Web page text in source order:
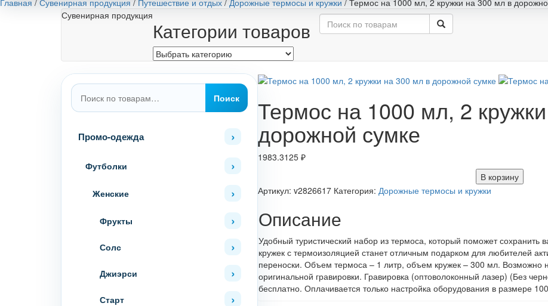
Главная / Сувенирная продукция / Путешествие и отдых / Дорожные термосы и кружки / Термос на 1000 мл, 2 кружки на 300 мл в
Сувенирная продукция
Категории товаров
Искать:
Поиск
Промо-одежда
Футболки
Женские
Фрукты
Солс
Джиэрси
Старт
Термос на 1000 мл, 2
дорожной сумке
1983.3125 ₽
В корзину
Артикул: v2826617 Категория: Дорожные термосы и кружки
Описание
Удобный туристический набор из термоса, который поможет сохранить
кружек с термоизоляцией станет отличным подарком для любителей
переноски. Объем термоса – 1 литр, объем кружек – 300 мл. Возможно
оригинальной гравировки. Гравировка (оптоволоконный лазер) (Без
бесплатно. Оплачивается только настройка оборудования в размере